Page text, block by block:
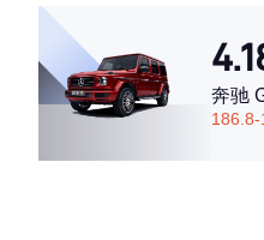
奔驰